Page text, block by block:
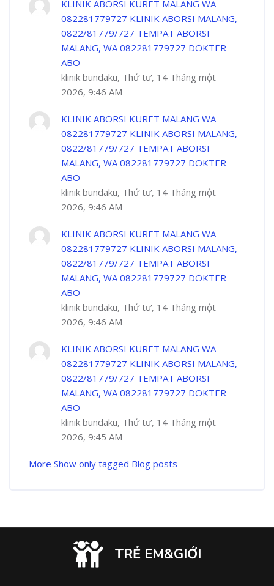
KLINIK ABORSI KURET MALANG WA
082281779727 KLINIK ABORSI MALANG,
0822/81779/727 TEMPAT ABORSI
MALANG, WA 082281779727 DOKTER
ABO
klinik bundaku, Thứ tư, 14 Tháng một
2026, 9:46 AM
KLINIK ABORSI KURET MALANG WA
082281779727 KLINIK ABORSI MALANG,
0822/81779/727 TEMPAT ABORSI
MALANG, WA 082281779727 DOKTER
ABO
klinik bundaku, Thứ tư, 14 Tháng một
2026, 9:46 AM
KLINIK ABORSI KURET MALANG WA
082281779727 KLINIK ABORSI MALANG,
0822/81779/727 TEMPAT ABORSI
MALANG, WA 082281779727 DOKTER
ABO
klinik bundaku, Thứ tư, 14 Tháng một
2026, 9:46 AM
KLINIK ABORSI KURET MALANG WA
082281779727 KLINIK ABORSI MALANG,
0822/81779/727 TEMPAT ABORSI
MALANG, WA 082281779727 DOKTER
ABO
klinik bundaku, Thứ tư, 14 Tháng một
2026, 9:45 AM
More Show only tagged Blog posts
TRẺ EM&GIỚI